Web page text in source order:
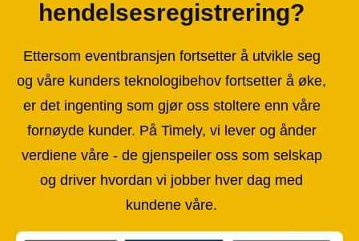
hendelsesregistrering?
Ettersom eventbransjen fortsetter å utvikle seg
og våre kunders teknologibehov fortsetter å øke,
er det ingenting som gjør oss stoltere enn våre
fornøyde kunder. På Timely, vi lever og ånder
verdiene våre - de gjenspeiler oss som selskap
og driver hvordan vi jobber hver dag med
kundene våre.